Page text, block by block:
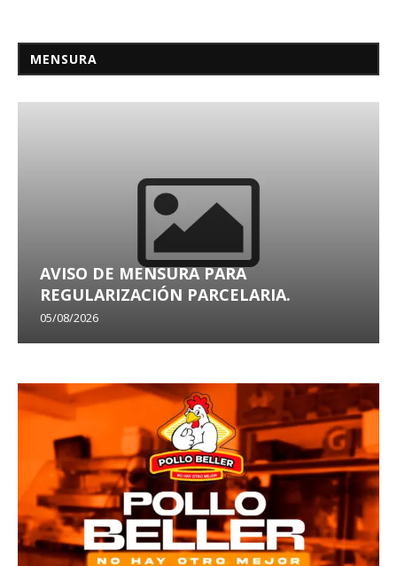
MENSURA
AVISO DE MENSURA PARA
REGULARIZACIÓN PARCELARIA.
05/08/2026